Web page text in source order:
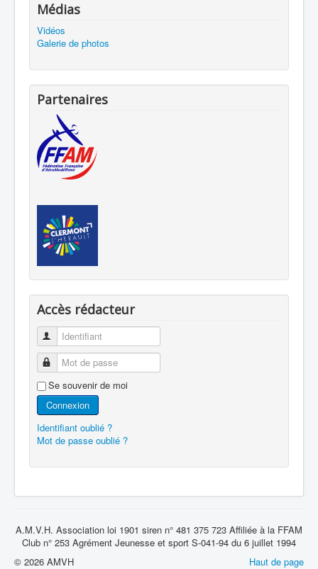
Médias
Vidéos
Galerie de photos
Partenaires
Accès rédacteur
Identifiant
Mot de passe
Se souvenir de moi
Connexion
Identifiant oublié ?
Mot de passe oublié ?
A.M.V.H. Association loi 1901 siren n° 481 375 723 Affiliée à la FFAM
Club n° 253 Agrément Jeunesse et sport S-041-94 du 6 juillet 1994
Haut de page
© 2026 AMVH